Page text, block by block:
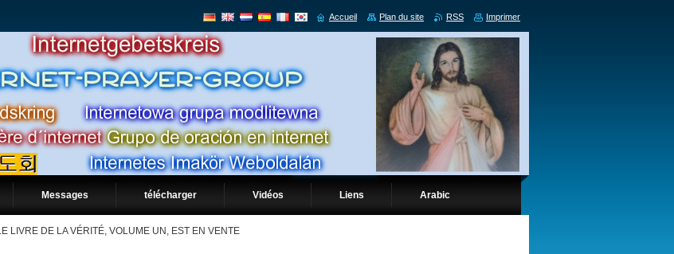
Messages télécharger Vidéos Liens Arabic
LE LIVRE DE LA VÉRITÉ, VOLUME UN, EST EN VENTE
Accueil Plan du site RSS Imprimer